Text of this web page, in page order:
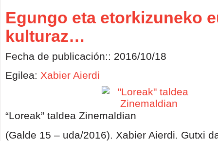
Egungo eta etorkizuneko
kulturaz…
Fecha de publicación:: 2016/10/18
Egilea: Xabier Aierdi
“Loreak” taldea Zinemaldian
(Galde 15 – uda/2016). Xabier Aierdi. Gutxi